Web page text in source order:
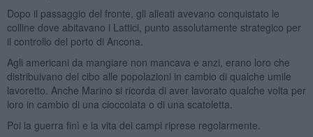
Dopo il passaggio del fronte, gli alleati avevano conquistato le
colline dove abitavano i Lattici, punto assolutamente strategico per
il controllo del porto di Ancona.
Agli americani da mangiare non mancava e anzi, erano loro che
distribuivano del cibo alle popolazioni in cambio di qualche umile
lavoretto. Anche Marino si ricorda di aver lavorato qualche volta per
loro in cambio di una cioccolata o di una scatoletta.
Poi la guerra finì e la vita dei campi riprese regolarmente.